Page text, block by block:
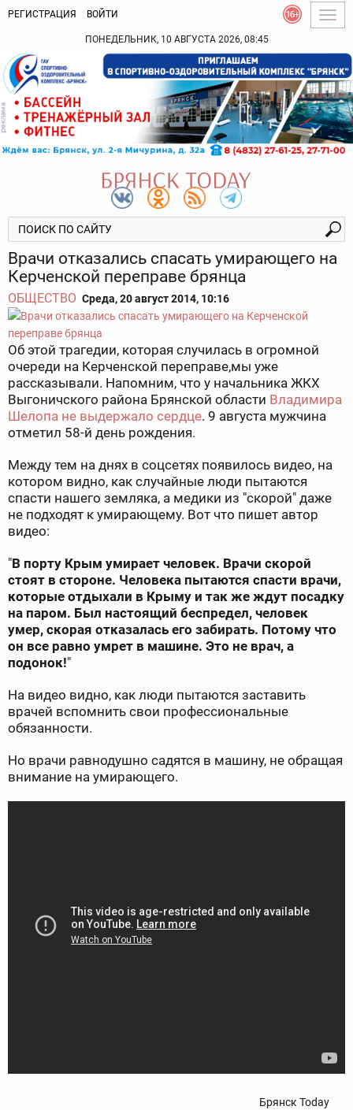
РЕГИСТРАЦИЯ ВОЙТИ
ПОНЕДЕЛЬНИК, 10 АВГУСТА 2026, 08:45
Врачи отказались спасать умирающего на
Керченской переправе брянца
ОБЩЕСТВО Среда, 20 август 2014, 10:16
Об этой трагедии, которая случилась в огромной
очереди на Керченской переправе,мы уже
рассказывали. Напомним, что у начальника ЖКХ
Выгоничского района Брянской области Владимира
Шелопа не выдержало сердце. 9 августа мужчина
отметил 58-й день рождения.
Между тем на днях в соцсетях появилось видео, на
котором видно, как случайные люди пытаются
спасти нашего земляка, а медики из "скорой" даже
не подходят к умирающему. Вот что пишет автор
видео:
"В порту Крым умирает человек. Врачи скорой
стоят в стороне. Человека пытаются спасти врачи,
которые отдыхали в Крыму и так же ждут посадку
на паром. Был настоящий беспредел, человек
умер, скорая отказалась его забирать. Потому что
он все равно умрет в машине. Это не врач, а
подонок!"
На видео видно, как люди пытаются заставить
врачей вспомнить свои профессиональные
обязанности.
Но врачи равнодушно садятся в машину, не обращая
внимание на умирающего.
Брянск Today